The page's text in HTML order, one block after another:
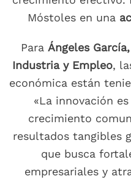
Móstoles en una
Para Ángeles
Industria y Empleo,
económica están
«La innovación
crecimiento
resultados tangibles
que busca
empresariales y